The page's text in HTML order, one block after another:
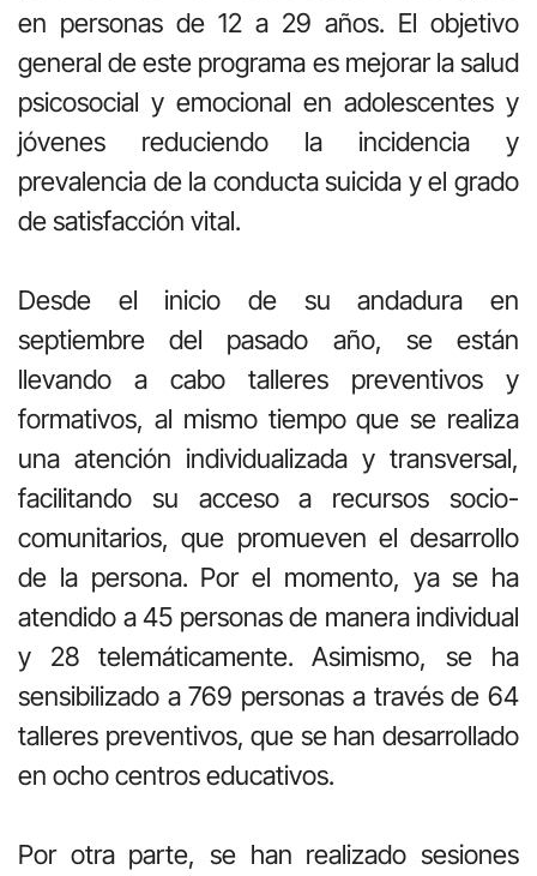
en personas de 12 a 29 años. El objetivo
general de este programa es mejorar la salud
psicosocial y emocional en adolescentes y
jóvenes reduciendo la incidencia y
prevalencia de la conducta suicida y el grado
de satisfacción vital.
Desde el inicio de su andadura en
septiembre del pasado año, se están
llevando a cabo talleres preventivos y
formativos, al mismo tiempo que se realiza
una atención individualizada y transversal,
facilitando su acceso a recursos socio-
comunitarios, que promueven el desarrollo
de la persona. Por el momento, ya se ha
atendido a 45 personas de manera individual
y 28 telemáticamente. Asimismo, se ha
sensibilizado a 769 personas a través de 64
talleres preventivos, que se han desarrollado
en ocho centros educativos.
Por otra parte, se han realizado sesiones